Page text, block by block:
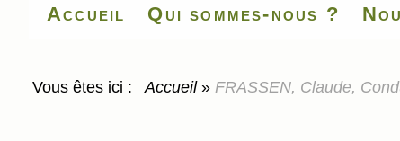
Accueil Qui sommes-nous ?
Vous êtes ici : Accueil » FRASSEN, Claude,